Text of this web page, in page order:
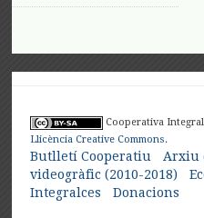
Cooperativa
Llicència Creative Commons.
Butlletí Cooperatiu
Arxiu
videogràfic (2010-2018)
Integralces
Donacions